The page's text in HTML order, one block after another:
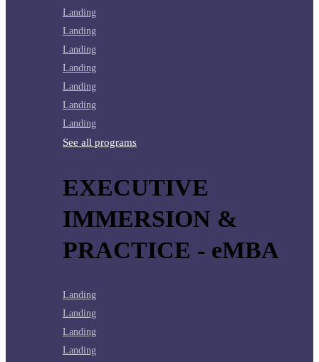
Landing
Landing
Landing
Landing
Landing
Landing
Landing
See all programs
EXECUTIVE
IMMERSION &
PRACTICE - eMBA
Landing
Landing
Landing
Landing